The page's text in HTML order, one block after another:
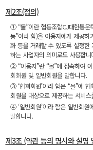
제2조(정의)
① “몰”이란 협동조합CJ대한통운
등”이라 함)을 이용자에게 제공
화 등을 거래할 수 있도록 설정한
하는 사업자의 의미로도 사용합니
② “이용자”란 “몰”에 접속하여
회회원 및 일반회원을 말합니다.
③ ‘협회회원’이라 함은 “몰”에
회원을 대상으로 제공하는 서비
④ ‘일반회원’이라 함은 일반회원
말합니다.
제3조 (약관 등의 명시와 설명